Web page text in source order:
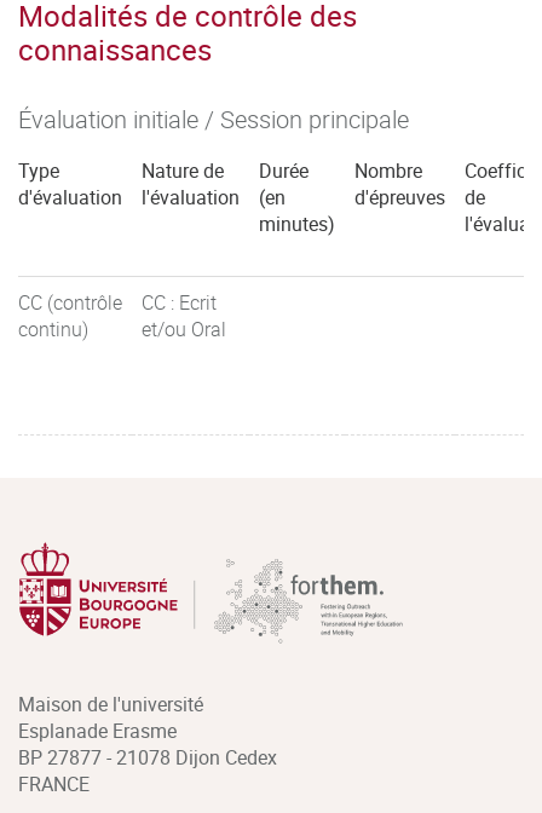
Modalités de contrôle des
connaissances
Évaluation initiale / Session principale
Type
d'évaluation
Nature de
l'évaluation
Durée
(en
minutes)
Nombre
d'épreuves
de
CC (contrôle
continu)
CC : Ecrit
et/ou Oral
Maison de l'université
Esplanade Erasme
BP 27877 - 21078 Dijon Cedex
FRANCE